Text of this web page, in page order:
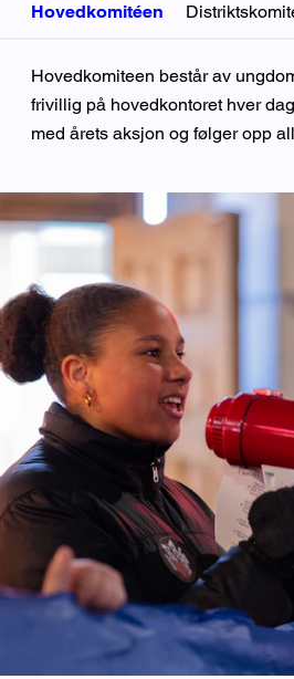
Hovedkomitéen
Hovedkomitéen
Hovedkomiteen består av
frivillig på hovedkontoret hver
med årets aksjon og følger opp